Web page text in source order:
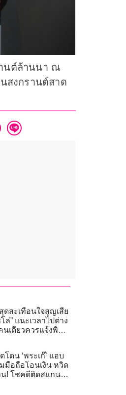
านต์ล้านนา ณ
สงกรานต์สาด
สุดสะเทือนใจสูญเสีย
ล่” แนะเวลาไปต่าง
นเดียวควรแจ้งพิกัด
โดน ‘พระเก๊’ แอบ
มือถือโอนเงิน หวิด
! โชคดีติดสแกน